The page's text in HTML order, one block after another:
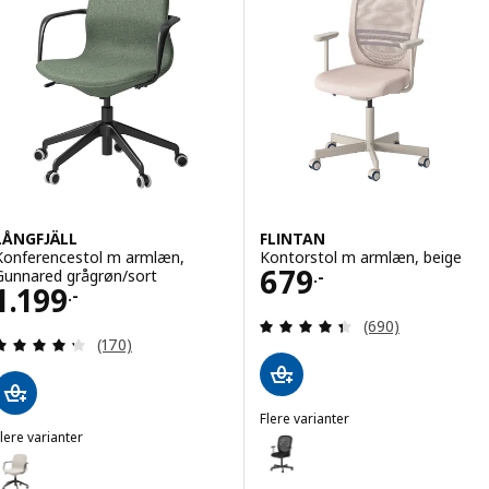
m armlæn,
grågrøn/sort
.-
1199.-
Anmeld: 4.3 ud af 5 Stjerner. Anmeldelser i alt:
(170)
varianter
LÅNGFJÄLL, Konferencestol m armlæn, Gunnared beige/
FLINTAN
Kontorstol m armlæn, beige
679.-
Pris 679.-
Anmeld: 4.4 ud
(690)
Flere varianter
FLINTAN
Mulighed: FLINTAN,